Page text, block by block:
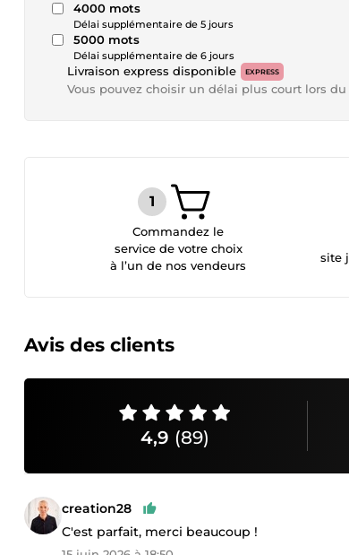
4000 mots
Délai supplémentaire de 5 jours
5000 mots
Délai supplémentaire de 6 jours
Livraison express disponible EXPRESS
Vous pouvez choisir un délai plus court lors
Commandez le
service de votre choix
à l’un de nos vendeurs
site
Avis des clients
4,9 (89)
creation28
C'est parfait, merci beaucoup !